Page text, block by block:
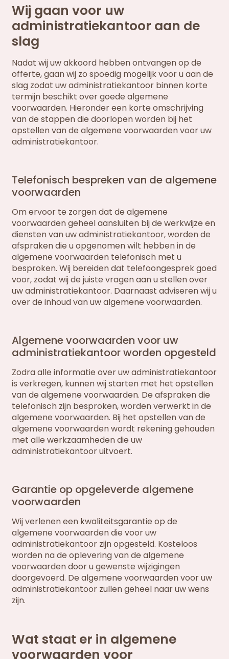
Wij gaan voor uw
administratiekantoor aan de
slag
Nadat wij uw akkoord hebben ontvangen op de
offerte, gaan wij zo spoedig mogelijk voor u aan de
slag zodat uw administratiekantoor binnen korte
termijn beschikt over goede algemene
voorwaarden. Hieronder een korte omschrijving
van de stappen die doorlopen worden bij het
opstellen van de algemene voorwaarden voor uw
administratiekantoor.
Telefonisch bespreken van de algemene
voorwaarden
Om ervoor te zorgen dat de algemene
voorwaarden geheel aansluiten bij de werkwijze en
diensten van uw administratiekantoor, worden de
afspraken die u opgenomen wilt hebben in de
algemene voorwaarden telefonisch met u
besproken. Wij bereiden dat telefoongesprek goed
voor, zodat wij de juiste vragen aan u stellen over
uw administratiekantoor. Daarnaast adviseren wij u
over de inhoud van uw algemene voorwaarden.
Algemene voorwaarden voor uw
administratiekantoor worden opgesteld
Zodra alle informatie over uw administratiekantoor
is verkregen, kunnen wij starten met het opstellen
van de algemene voorwaarden. De afspraken die
telefonisch zijn besproken, worden verwerkt in de
algemene voorwaarden. Bij het opstellen van de
algemene voorwaarden wordt rekening gehouden
met alle werkzaamheden die uw
administratiekantoor uitvoert.
Garantie op opgeleverde algemene
voorwaarden
Wij verlenen een kwaliteitsgarantie op de
algemene voorwaarden die voor uw
administratiekantoor zijn opgesteld. Kosteloos
worden na de oplevering van de algemene
voorwaarden door u gewenste wijzigingen
doorgevoerd. De algemene voorwaarden voor uw
administratiekantoor zullen geheel naar uw wens
zijn.
Wat staat er in algemene
voorwaarden voor